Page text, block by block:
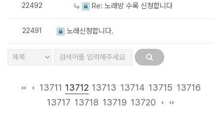
22492 Re: 노래방 수록 신청합니다
22491 노래신청합니다.
13711 13712 13713 13714 13715 13716
13717 13718 13719 13720